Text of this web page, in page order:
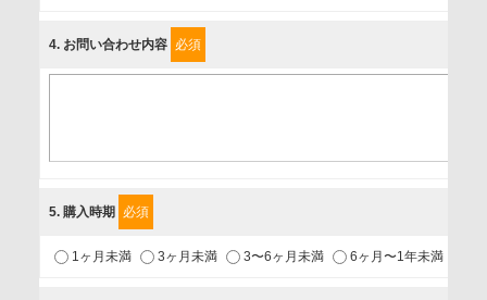
個人情報保護責任者
1.当社が取り扱う商品・サービスに関するご案内
2.当社が開催（主催・共催・協賛）するセミナーなど、各種イ
4. お問い合わせ内容 必須
5. 購入時期 必須
1ヶ月未満 3ヶ月未満 3〜6ヶ月未満 6ヶ月〜1年未満